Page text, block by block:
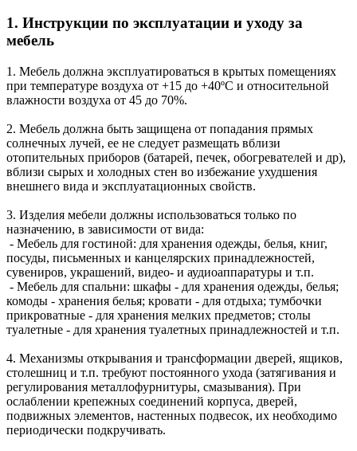
1. Инструкции по эксплуатации и уходу за
мебель
1. Мебель должна эксплуатироваться в крытых помещениях
при температуре воздуха от +15 до +40ºС и относительной
влажности воздуха от 45 до 70%.
2. Мебель должна быть защищена от попадания прямых
солнечных лучей, ее не следует размещать вблизи
отопительных приборов (батарей, печек, обогревателей и др),
вблизи сырых и холодных стен во избежание ухудшения
внешнего вида и эксплуатационных свойств.
3. Изделия мебели должны использоваться только по
назначению, в зависимости от вида:
- Мебель для гостиной: для хранения одежды, белья, книг,
посуды, письменных и канцелярских принадлежностей,
сувениров, украшений, видео- и аудиоаппаратуры и т.п.
- Мебель для спальни: шкафы - для хранения одежды, белья;
комоды - хранения белья; кровати - для отдыха; тумбочки
прикроватные - для хранения мелких предметов; столы
туалетные - для хранения туалетных принадлежностей и т.п.
4. Механизмы открывания и трансформации дверей, ящиков,
столешниц и т.п. требуют постоянного ухода (затягивания и
регулирования металлофурнитуры, смазывания). При
ослаблении крепежных соединений корпуса, дверей,
подвижных элементов, настенных подвесок, их необходимо
периодически подкручивать.